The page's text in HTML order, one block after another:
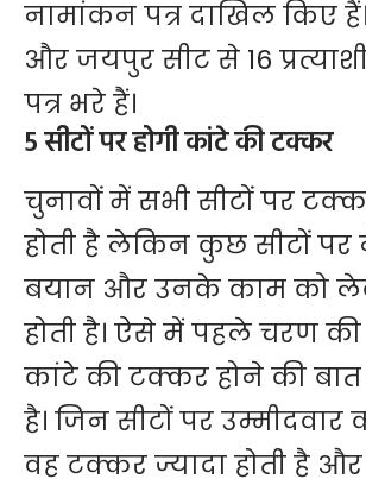
नामांकन पत्र दाखिल किए
और जयपुर सीट से 16
पत्र भरे हैं।
5 सीटों पर होगी कांटे की टक्कर
चुनावों में सभी सीटों पर
होती है लेकिन कुछ सीटों
बयान और उनके काम को
होती है। ऐसे में पहले चरण की
कांटे की टक्कर होने की बात
है। जिन सीटों पर उम्मीदवार
वह टक्कर ज्यादा होती है